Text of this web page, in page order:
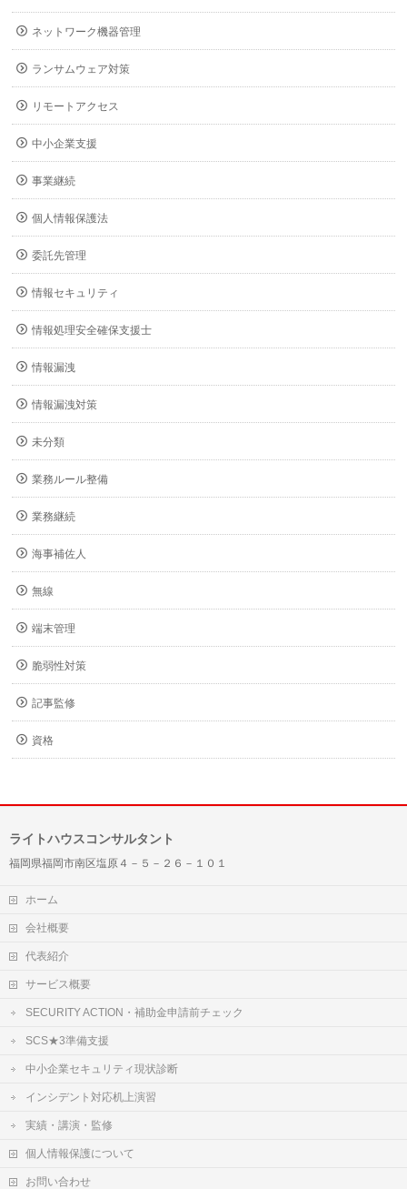
ネットワーク機器管理
ランサムウェア対策
リモートアクセス
中小企業支援
事業継続
個人情報保護法
委託先管理
情報セキュリティ
情報処理安全確保支援士
情報漏洩
情報漏洩対策
未分類
業務ルール整備
業務継続
海事補佐人
無線
端末管理
脆弱性対策
記事監修
資格
ライトハウスコンサルタント
福岡県福岡市南区塩原４－５－２６－１０１
ホーム
会社概要
代表紹介
サービス概要
SECURITY ACTION・補助金申請前チェック
SCS★3準備支援
中小企業セキュリティ現状診断
インシデント対応机上演習
実績・講演・監修
個人情報保護について
お問い合わせ